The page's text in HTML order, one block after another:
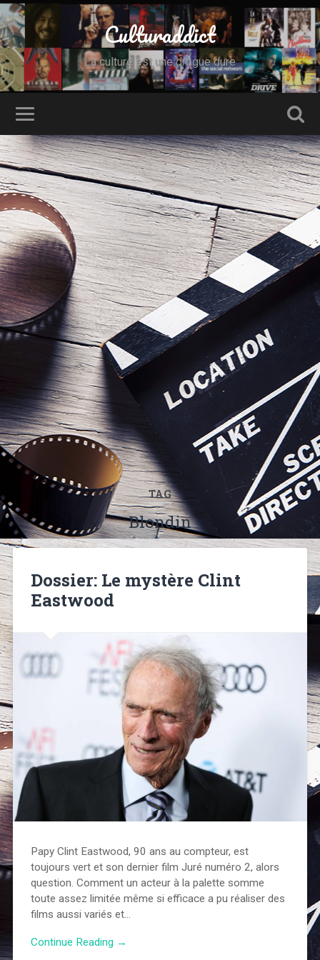
Culturaddict
La culture est une drogue dure
TAG
Blondin
Dossier: Le mystère Clint
Eastwood
Papy Clint Eastwood, 90 ans au compteur, est
toujours vert et son dernier film Juré numéro 2, alors
question. Comment un acteur à la palette somme
toute assez limitée même si efficace a pu réaliser des
films aussi variés et…
Continue Reading →